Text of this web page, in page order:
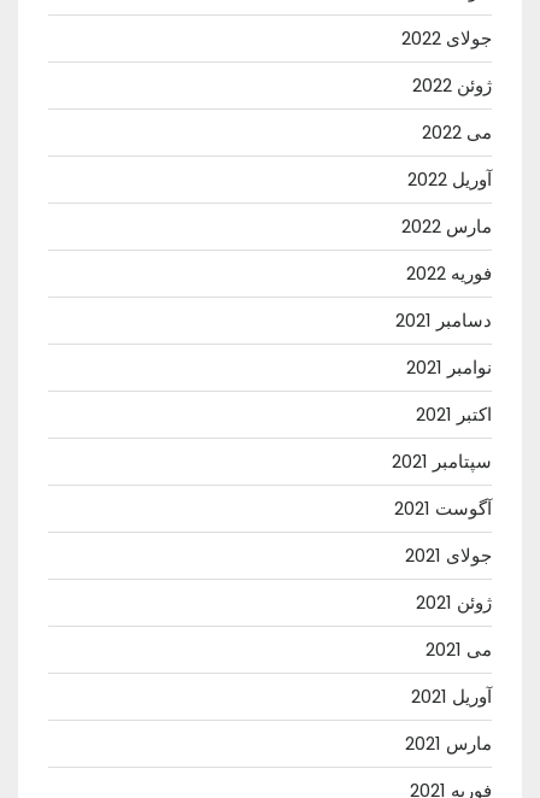
جولای 2022
ژوئن 2022
می 2022
آوریل 2022
مارس 2022
فوریه 2022
دسامبر 2021
نوامبر 2021
اکتبر 2021
سپتامبر 2021
آگوست 2021
جولای 2021
ژوئن 2021
می 2021
آوریل 2021
مارس 2021
فوریه 2021